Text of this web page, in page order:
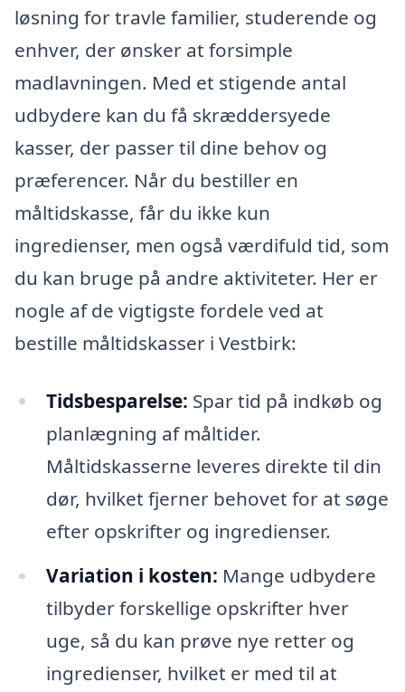
løsning for travle familier, studerende og
enhver, der ønsker at forsimple
madlavningen. Med et stigende antal
udbydere kan du få skræddersyede
kasser, der passer til dine behov og
præferencer. Når du bestiller en
måltidskasse, får du ikke kun
ingredienser, men også værdifuld tid, som
du kan bruge på andre aktiviteter. Her er
nogle af de vigtigste fordele ved at
bestille måltidskasser i Vestbirk:
Tidsbesparelse: Spar tid på indkøb og
planlægning af måltider.
Måltidskasserne leveres direkte til din
dør, hvilket fjerner behovet for at søge
efter opskrifter og ingredienser.
Variation i kosten: Mange udbydere
tilbyder forskellige opskrifter hver
uge, så du kan prøve nye retter og
ingredienser, hvilket er med til at